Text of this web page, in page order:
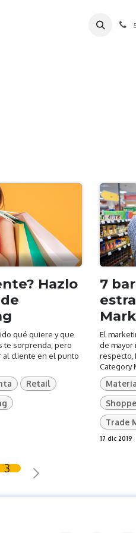
Hazlo
qué quiere y que
te sorprenda, pero
al cliente en el punto
Retail
7
El
de mayor
respecto,
Category
Trade
17 dic 2019
3